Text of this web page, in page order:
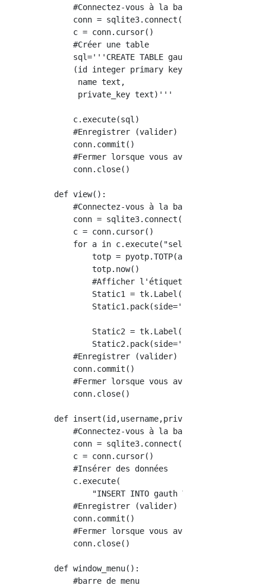
    #Connectez-vous à la base de données
    conn = sqlite3.connect('gauth.db')
    c = conn.cursor()
    #Créer une table
    sql='''CREATE TABLE gauth
    (id integer primary key AUTOINCREMENT,
     name text,
     private_key text)'''
    c.execute(sql)
#Enregistrer (valider) le résultat
    conn.commit()
#Fermer lorsque vous avez fini
    conn.close()
def view():
    #Connectez-vous à la base de données
    conn = sqlite3.connect('gauth.db')
    c = conn.cursor()
for a in c.execute("select * from
        totp = pyotp.TOTP(a[2])  #Valeur clé
        totp.now()
        #Afficher l'étiquette
        Static1 = tk.Label(text=a[1])
        Static1.pack(side='left')
        Static2 = tk.Label(text=totp.now())
        Static2.pack(side='left')
#Enregistrer (valider) le résultat
    conn.commit()
#Fermer lorsque vous avez fini
    conn.close()
def insert(id,username,private_key):
    #Connectez-vous à la base de données
    conn = sqlite3.connect('gauth.db')
    c = conn.cursor()
    #Insérer des données
    c.execute(
"INSERT INTO gauth VALUES
#Enregistrer (valider) le résultat
    conn.commit()
#Fermer lorsque vous avez fini
    conn.close()
def window_menu():
    #barre de menu